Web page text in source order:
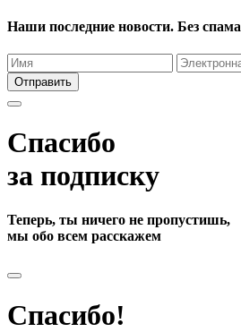
Наши последние новости. Без спама
Отправить
Спасибо
за подписку
Теперь, ты ничего не пропустишь,
мы обо всем расскажем
Спасибо!